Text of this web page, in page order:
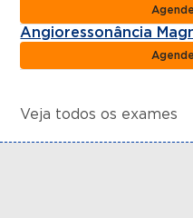
Angioressonância
Veja todos os exames